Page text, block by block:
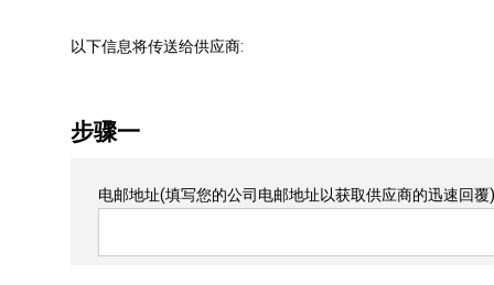
以下信息将传送给供应商:
步骤一
电邮地址(填写您的公司电邮地址以获取供应商的迅速回覆)